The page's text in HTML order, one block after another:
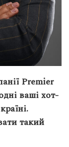
Premier
ваші хот-
такий